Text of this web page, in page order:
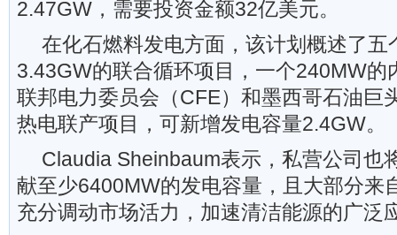
2.47GW，需要投资金额32亿美元。
在化石燃料发电方面，该计划概述了五
3.43GW的联合循环项目，一个240MW的
联邦电力委员会（CFE）和墨西哥石油巨
热电联产项目，可新增发电容量2.4GW。
Claudia Sheinbaum表示，私营公司也
献至少6400MW的发电容量，且大部分来
充分调动市场活力，加速清洁能源的广泛